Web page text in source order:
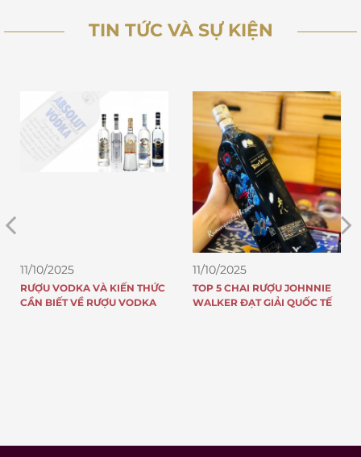
TIN TỨC VÀ SỰ KIỆN
11/10/2025
RƯỢU VODKA VÀ KIẾN THỨC
CẦN BIẾT VỀ RƯỢU VODKA
11/10/2025
TOP 5 CHAI RƯỢU JOHNNIE
WALKER ĐẠT GIẢI QUỐC TẾ